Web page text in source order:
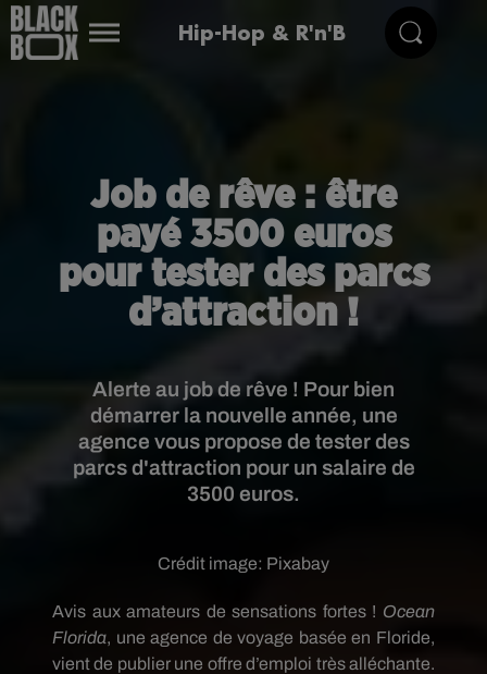
Hip-Hop & R'n'B
Job de rêve : être
payé 3500 euros
pour tester des parcs
d’attraction !
Alerte au job de rêve ! Pour bien
démarrer la nouvelle année, une
agence vous propose de tester des
parcs d'attraction pour un salaire de
3500 euros.
Crédit image: Pixabay
Avis aux amateurs de sensations fortes ! Ocean
Florida, une agence de voyage basée en Floride,
vient de publier une offre d’emploi très alléchante.